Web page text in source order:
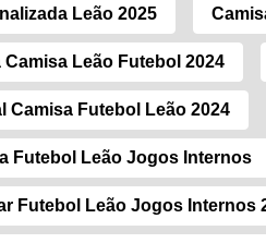
Leão 2025
Camisa Leão Futebol 2024
Camisa Futebol Leão 2024
Futebol Leão Jogos Internos
Futebol Leão Jogos Internos